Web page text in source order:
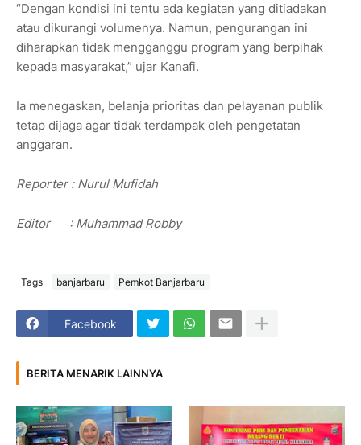
“Dengan kondisi ini tentu ada kegiatan yang ditiadakan
atau dikurangi volumenya. Namun, pengurangan ini
diharapkan tidak mengganggu program yang berpihak
kepada masyarakat,” ujar Kanafi.
Ia menegaskan, belanja prioritas dan pelayanan publik
tetap dijaga agar tidak terdampak oleh pengetatan
anggaran.
Reporter : Nurul Mufidah
Editor : Muhammad Robby
Tags banjarbaru Pemkot Banjarbaru
Facebook
BERITA MENARIK LAINNYA